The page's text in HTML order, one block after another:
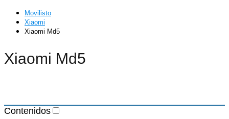
Movilisto
Xiaomi
Xiaomi Md5
Xiaomi Md5
Contenidos